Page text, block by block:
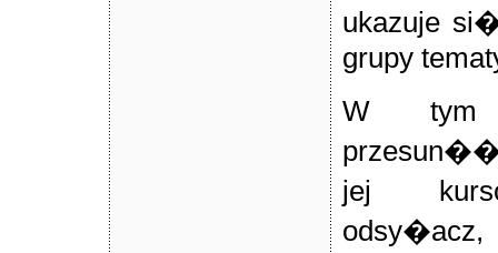
ukazuje
grupy
W tym
jej